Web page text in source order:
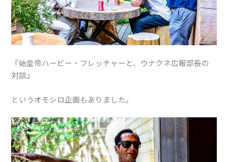
『始皇帝ハービー・フレッチャーと、ウナクネ広報部長の
対談』
というオモシロ企画もありました。